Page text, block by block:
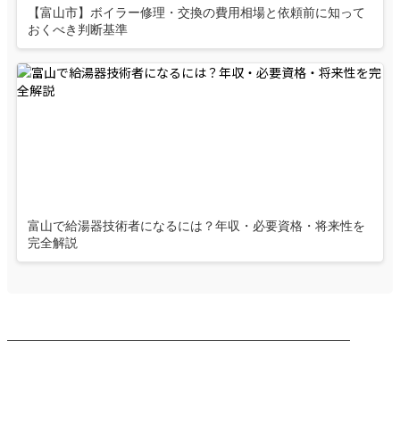
【富山市】ボイラー修理・交換の費用相場と依頼前に知って
おくべき判断基準
富山で給湯器技術者になるには？年収・必要資格・将来性を
完全解説
────────────────────────